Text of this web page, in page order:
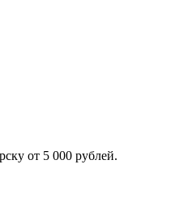
от 5 000 рублей.